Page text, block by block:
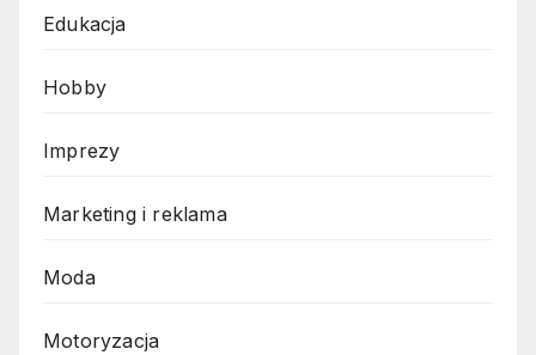
Edukacja
Hobby
Imprezy
Marketing i reklama
Moda
Motoryzacja